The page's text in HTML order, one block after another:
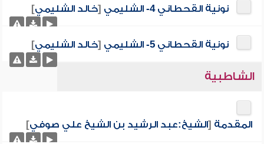
نونية القحطاني 4- الشليمي [خالد الشليمي]
نونية القحطاني 5- الشليمي [خالد الشليمي]
الشاطبية
المقدمة [الشيخ:عبد الرشيد بن الشيخ علي صوفي]